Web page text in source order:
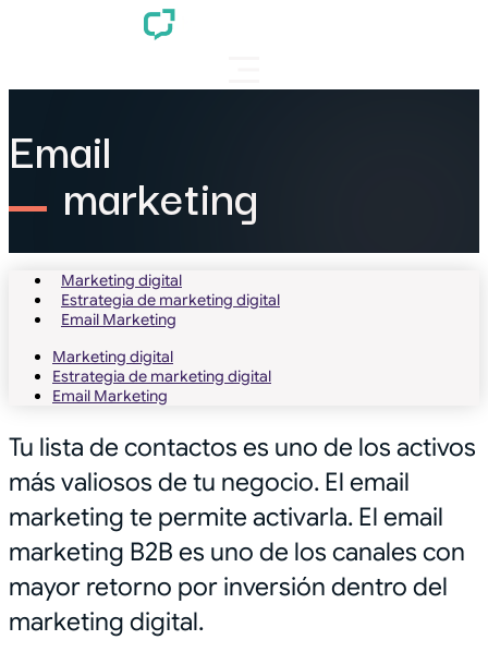
Email
marketing
Marketing digital
Estrategia de marketing digital
Email Marketing
Marketing digital
Estrategia de marketing digital
Email Marketing
Tu lista de contactos es uno de los activos
más valiosos de tu negocio. El email
marketing te permite activarla. El email
marketing B2B es uno de los canales con
mayor retorno por inversión dentro del
marketing digital.